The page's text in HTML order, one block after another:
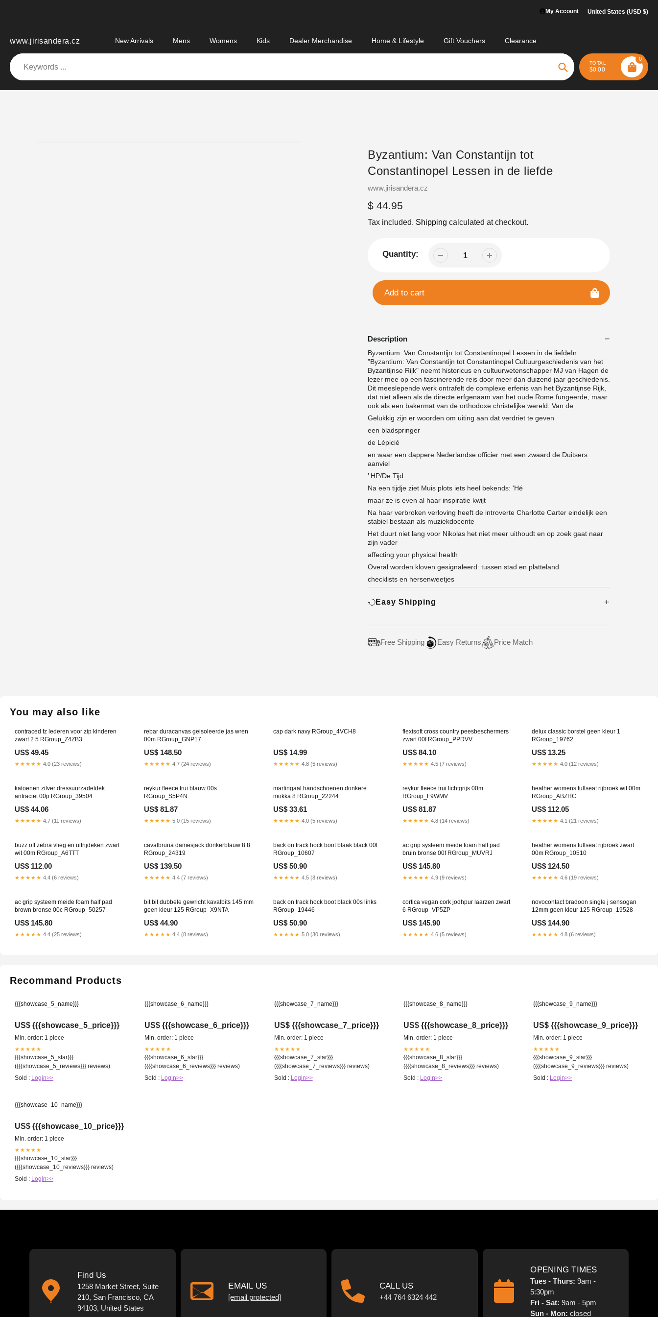
My Account United States (USD $)
www.jirisandera.cz New Arrivals Mens Womens Kids Dealer Merchandise Home & Lifestyle Gift Vouchers Clearance
Search
TOTAL
$0.00
0
Byzantium: Van Constantijn tot
Constantinopel Lessen in de liefde
Vendor
www.jirisandera.cz
Regular
price
$ 44.95
Tax included. Shipping calculated at checkout.
Quantity:
Add to cart
Description
Byzantium: Van Constantijn tot Constantinopel Lessen in de liefdeIn
"Byzantium: Van Constantijn tot Constantinopel Cultuurgeschiedenis van het
Byzantijnse Rijk" neemt historicus en cultuurwetenschapper MJ van Hagen de
lezer mee op een fascinerende reis door meer dan duizend jaar geschiedenis.
Dit meeslepende werk ontrafelt de complexe erfenis van het Byzantijnse Rijk,
dat niet alleen als de directe erfgenaam van het oude Rome fungeerde, maar
ook als een bakermat van de orthodoxe christelijke wereld. Van de
Gelukkig zijn er woorden om uiting aan dat verdriet te geven
een bladspringer
de Lépicié
en waar een dappere Nederlandse officier met een zwaard de Duitsers
aanviel
’ HP/De Tijd
Na een tijdje ziet Muis plots iets heel bekends: 'Hé
maar ze is even al haar inspiratie kwijt
Na haar verbroken verloving heeft de introverte Charlotte Carter eindelijk een
stabiel bestaan als muziekdocente
Het duurt niet lang voor Nikolas het niet meer uithoudt en op zoek gaat naar
zijn vader
affecting your physical health
Overal worden kloven gesignaleerd: tussen stad en platteland
checklists en hersenweetjes
Easy Shipping
Free Shipping Easy Returns Price Match
You may also like
contraced fz lederen voor zip kinderen
zwart 2 5 RGroup_Z4ZB3
US$ 49.45
★★★★★ 4.0 (23 reviews)
rebar duracanvas geisoleerde jas wren
00m RGroup_GNP17
US$ 148.50
★★★★★ 4.7 (24 reviews)
cap dark navy RGroup_4VCH8
US$ 14.99
★★★★★ 4.8 (5 reviews)
flexisoft cross country peesbeschermers
zwart 00f RGroup_PPDVV
US$ 84.10
★★★★★ 4.5 (7 reviews)
delux classic borstel geen kleur 1
RGroup_19762
US$ 13.25
★★★★★ 4.0 (12 reviews)
katoenen zilver dressuurzadeldek
antraciet 00p RGroup_39504
US$ 44.06
★★★★★ 4.7 (11 reviews)
reykur fleece trui blauw 00s
RGroup_S5P4N
US$ 81.87
★★★★★ 5.0 (15 reviews)
martingaal handschoenen donkere
mokka 8 RGroup_22244
US$ 33.61
★★★★★ 4.0 (5 reviews)
reykur fleece trui lichtgrijs 00m
RGroup_F9WMV
US$ 81.87
★★★★★ 4.8 (14 reviews)
heather womens fullseat rijbroek wit 00m
RGroup_ABZHC
US$ 112.05
★★★★★ 4.1 (21 reviews)
buzz off zebra vlieg en uitrijdeken zwart
wit 00m RGroup_A6TTT
US$ 112.00
★★★★★ 4.4 (6 reviews)
cavalbruna damesjack donkerblauw 8 8
RGroup_24319
US$ 139.50
★★★★★ 4.4 (7 reviews)
back on track hock boot blaak black 00l
RGroup_10607
US$ 50.90
★★★★★ 4.5 (8 reviews)
ac grip systeem meide foam half pad
bruin bronse 00f RGroup_MUVRJ
US$ 145.80
★★★★★ 4.9 (9 reviews)
heather womens fullseat rijbroek zwart
00m RGroup_10510
US$ 124.50
★★★★★ 4.6 (19 reviews)
ac grip systeem meide foam half pad
brown bronse 00c RGroup_50257
US$ 145.80
★★★★★ 4.4 (25 reviews)
bit bit dubbele gewricht kavalbits 145 mm
geen kleur 125 RGroup_X9NTA
US$ 44.90
★★★★★ 4.4 (8 reviews)
back on track hock boot black 00s links
RGroup_19446
US$ 50.90
★★★★★ 5.0 (30 reviews)
cortica vegan cork jodhpur laarzen zwart
6 RGroup_VP5ZP
US$ 145.90
★★★★★ 4.6 (5 reviews)
novocontact bradoon single j sensogan
12mm geen kleur 125 RGroup_19528
US$ 144.90
★★★★★ 4.8 (6 reviews)
Recommand Products
{{{showcase_5_name}}}
US$ {{{showcase_5_price}}}
Min. order: 1 piece
★★★★★
{{{showcase_5_star}}}
({{{showcase_5_reviews}}} reviews)
Sold : Login>>
{{{showcase_6_name}}}
US$ {{{showcase_6_price}}}
Min. order: 1 piece
★★★★★
{{{showcase_6_star}}}
({{{showcase_6_reviews}}} reviews)
Sold : Login>>
{{{showcase_7_name}}}
US$ {{{showcase_7_price}}}
Min. order: 1 piece
★★★★★
{{{showcase_7_star}}}
({{{showcase_7_reviews}}} reviews)
Sold : Login>>
{{{showcase_8_name}}}
US$ {{{showcase_8_price}}}
Min. order: 1 piece
★★★★★
{{{showcase_8_star}}}
({{{showcase_8_reviews}}} reviews)
Sold : Login>>
{{{showcase_9_name}}}
US$ {{{showcase_9_price}}}
Min. order: 1 piece
★★★★★
{{{showcase_9_star}}}
({{{showcase_9_reviews}}} reviews)
Sold : Login>>
{{{showcase_10_name}}}
US$ {{{showcase_10_price}}}
Min. order: 1 piece
★★★★★
{{{showcase_10_star}}}
({{{showcase_10_reviews}}} reviews)
Sold : Login>>
Find Us
1258 Market Street, Suite
210, San Francisco, CA
94103, United States
EMAIL US
[email protected]
CALL US
+44 764 6324 442
OPENING TIMES
Tues - Thurs:9am -
5:30pm
Fri - Sat:9am - 5pm
Sun - Mon: closed